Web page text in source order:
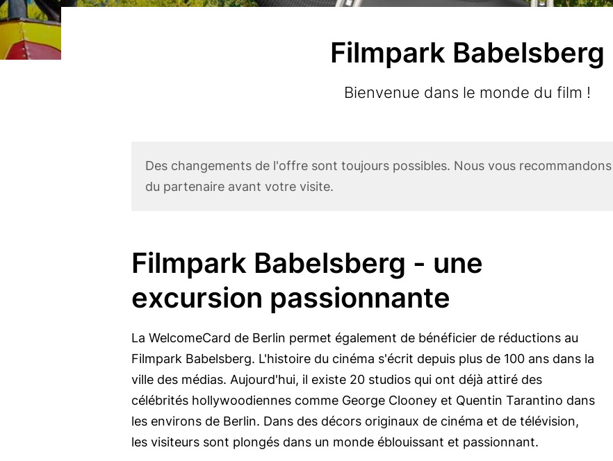
r
n
Filmpark Babelsberg
Subtitle
Bienvenue dans le monde du film !
Corona
Disclaimer
Des changements de l'offre sont toujours possibles. Nous vous
du partenaire avant votre visite.
Body
Filmpark Babelsberg - une
excursion passionnante
La WelcomeCard de Berlin permet également de bénéficier de réductions au
Filmpark Babelsberg. L'histoire du cinéma s'écrit depuis plus de 100 ans dans la
ville des médias. Aujourd'hui, il existe 20 studios qui ont déjà attiré des
célébrités hollywoodiennes comme George Clooney et Quentin Tarantino dans
les environs de Berlin. Dans des décors originaux de cinéma et de télévision,
les visiteurs sont plongés dans un monde éblouissant et passionnant.